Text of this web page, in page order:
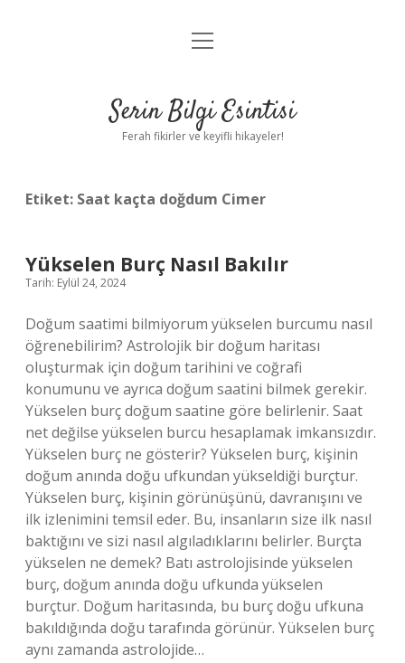
Anasayfa
Yasal Uyarı
menüyü
Serin Bilgi Esintisi
Ferah fikirler ve keyifli hikayeler!
Etiket: Saat kaçta doğdum Cimer
Yükselen Burç Nasıl Bakılır
Tarih: Eylül 24, 2024
Doğum saatimi bilmiyorum yükselen burcumu nasıl
öğrenebilirim? Astrolojik bir doğum haritası
oluşturmak için doğum tarihini ve coğrafi
konumunu ve ayrıca doğum saatini bilmek gerekir.
Yükselen burç doğum saatine göre belirlenir. Saat
net değilse yükselen burcu hesaplamak imkansızdır.
Yükselen burç ne gösterir? Yükselen burç, kişinin
doğum anında doğu ufkundan yükseldiği burçtur.
Yükselen burç, kişinin görünüşünü, davranışını ve
ilk izlenimini temsil eder. Bu, insanların size ilk nasıl
baktığını ve sizi nasıl algıladıklarını belirler. Burçta
yükselen ne demek? Batı astrolojisinde yükselen
burç, doğum anında doğu ufkunda yükselen
burçtur. Doğum haritasında, bu burç doğu ufkuna
bakıldığında doğu tarafında görünür. Yükselen burç
aynı zamanda astrolojide…